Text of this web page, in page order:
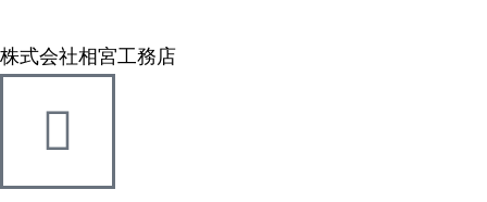
株式会社相宮工務店